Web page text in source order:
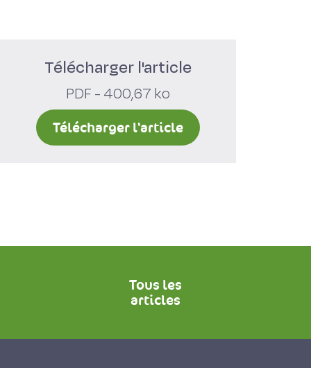
Télécharger l'article
PDF - 400,67 ko
Télécharger l'article
Tous les
articles